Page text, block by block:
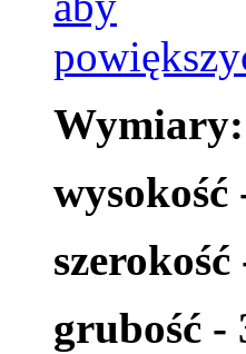
Wymiary:
wysokość
szerokość
grubość -